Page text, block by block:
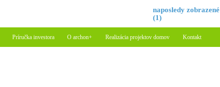
naposledy zobrazené
(1)
Príručka investora O archon+ Realizácia projektov domov Kontakt